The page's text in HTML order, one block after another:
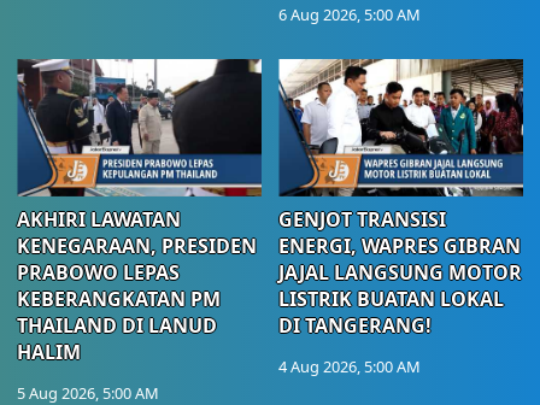
6 Aug 2026, 5:00 AM
AKHIRI LAWATAN
KENEGARAAN, PRESIDEN
PRABOWO LEPAS
KEBERANGKATAN PM
THAILAND DI LANUD
HALIM
5 Aug 2026, 5:00 AM
GENJOT TRANSISI
ENERGI, WAPRES GIBRAN
JAJAL LANGSUNG MOTOR
LISTRIK BUATAN LOKAL
DI TANGERANG!
4 Aug 2026, 5:00 AM